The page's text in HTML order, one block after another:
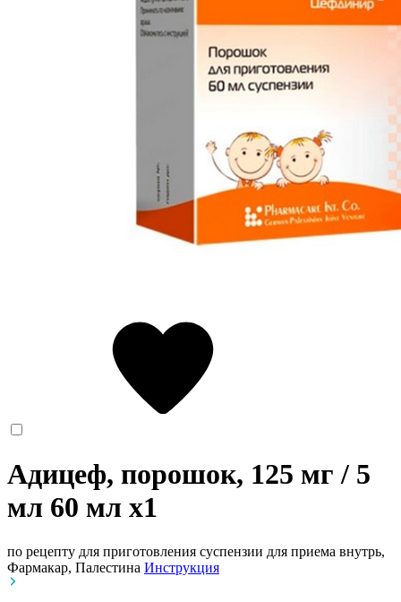
Адицеф, порошок, 125 мг / 5
мл 60 мл x1
по рецепту для приготовления суспензии для приема внутрь,
Фармакар, Палестина Инструкция